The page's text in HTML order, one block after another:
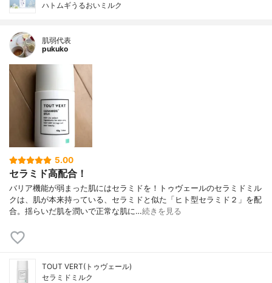
ハトムギうるおいミルク
肌弱代表
pukuko
5.00
セラミド高配合！
バリア機能が弱まった肌にはセラミドを！トゥヴェールのセラミドミル
クは、肌が本来持っている、セラミドと似た「ヒト型セラミド２」を配
合。揺らいだ肌を潤いで正常な肌に…続きを見る
TOUT VERT(トゥヴェール)
セラミドミルク